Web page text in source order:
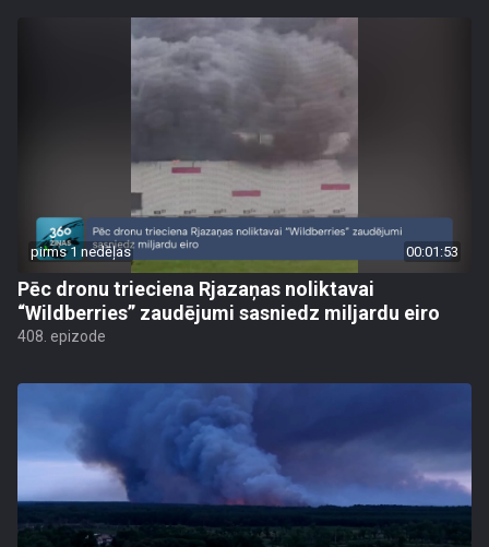
pirms 1 nedēļas 00:01:53
Pēc dronu trieciena Rjazaņas noliktavai
“Wildberries” zaudējumi sasniedz miljardu eiro
408. epizode